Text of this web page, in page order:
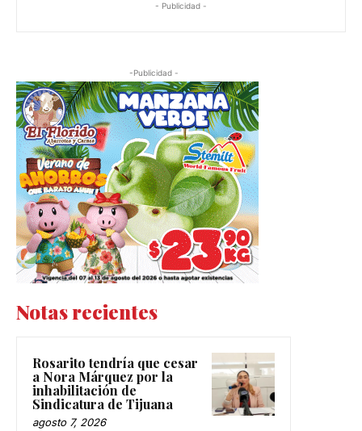
- Publicidad -
-Publicidad -
Notas recientes
Rosarito tendría que cesar
a Nora Márquez por la
inhabilitación de
Sindicatura de Tijuana
agosto 7, 2026